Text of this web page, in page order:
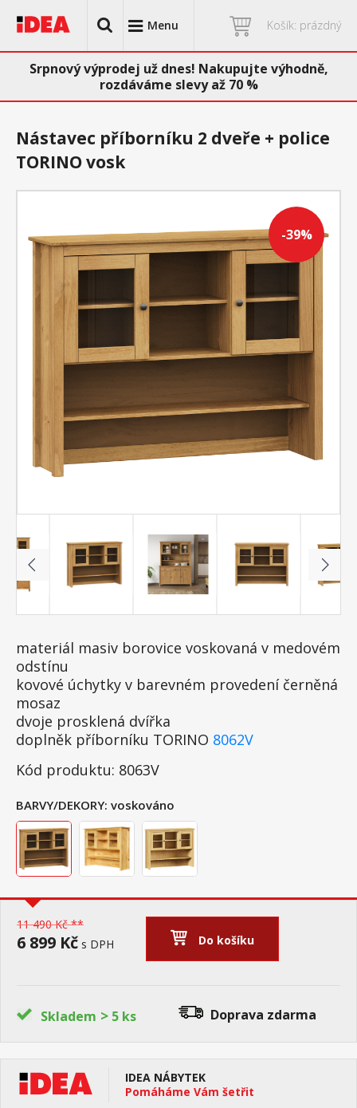
Menu Košík: prázdný
Srpnový výprodej už dnes! Nakupujte výhodně,
rozdáváme slevy až 70 %
-39%
Nástavec příborníku 2 dveře + police
TORINO vosk
materiál masiv borovice voskovaná v medovém
odstínu
kovové úchytky v barevném provedení černěná
mosaz
dvoje prosklená dvířka
doplněk příborníku TORINO 8062V
Kód produktu: 8063V
BARVY/DEKORY: voskováno
11 490 Kč **
6 899 Kč s DPH Do košíku
Skladem > 5 ks Doprava zdarma
IDEA NÁBYTEK
Pomáháme Vám šetřit